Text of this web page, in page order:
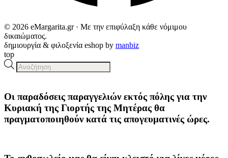
© 2026 eMargarita.gr · Με την επιφύλαξη κάθε νόμιμου
δικαιώματος.
δημιουργία & φιλοξενία eshop by manbiz
top
Products
search
Οι παραδόσεις παραγγελιώνεκτός πόλης για την
Κυριακή της Γιορτής της Μητέρας θα
πραγματοποιηθούν κατά τις απογευματινές ώρες.